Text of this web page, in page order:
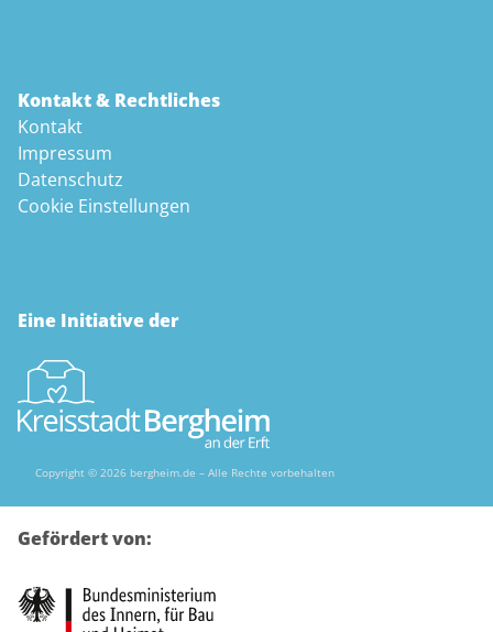
Kontakt & Rechtliches
Kontakt
Impressum
Datenschutz
Cookie Einstellungen
Eine Initiative der
Copyright © 2026 bergheim.de – Alle Rechte vorbehalten
Gefördert von: